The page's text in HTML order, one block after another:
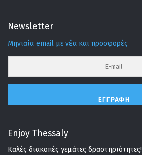
Newsletter
Μηνιαία email με νέα και προσφορές
ΕΓΓΡΑΦΉ
Enjoy Thessaly
Καλές διακοπές γεμάτες δραστηριότητες!